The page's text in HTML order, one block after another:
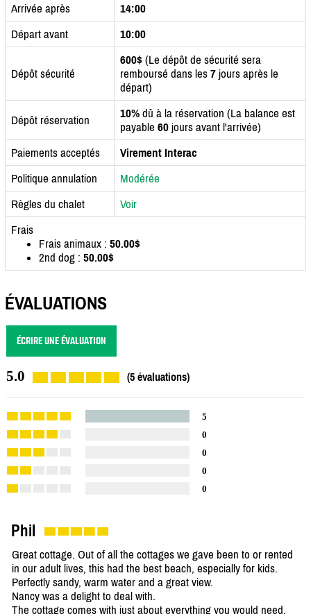
Arrivée après
14:00
Départ avant
10:00
Dépôt sécurité
600$ (Le dépôt de sécurité sera
remboursé dans les 7 jours après le
départ)
Dépôt réservation 10% dû à la réservation (La balance est
payable 60 jours avant l'arrivée)
Paiements acceptés
Virement Interac
Politique annulation
Modérée
Règles du chalet
Voir
Frais
Frais animaux : 50.00$
2nd dog : 50.00$
ÉVALUATIONS
ÉCRIRE UNE ÉVALUATION
5.0 (5 évaluations)
5
0
0
0
0
Phil
Great cottage. Out of all the cottages we gave been to or rented
in our adult lives, this had the best beach, especially for kids.
Perfectly sandy, warm water and a great view.
Nancy was a delight to deal with.
The cottage comes with just about everything you would need,